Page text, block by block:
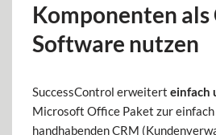
Komponenten als
Software nutzen
SuccessControl erweitert einfach
Microsoft Office Paket zur einfach
handhabenden CRM